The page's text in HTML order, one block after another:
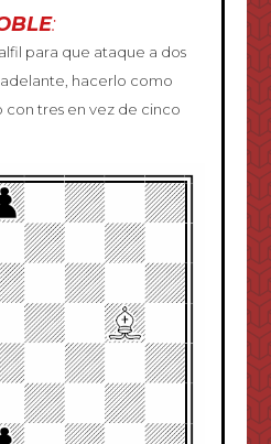
:
para que ataque a dos
adelante, hacerlo como
tres en vez de cinco